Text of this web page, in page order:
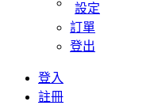
設定
訂單
登出
登入
註冊